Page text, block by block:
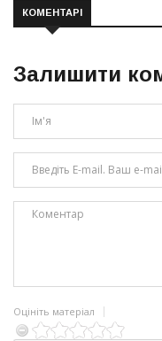
КОМЕНТАРІ
Залишити
Оцініть матеріал